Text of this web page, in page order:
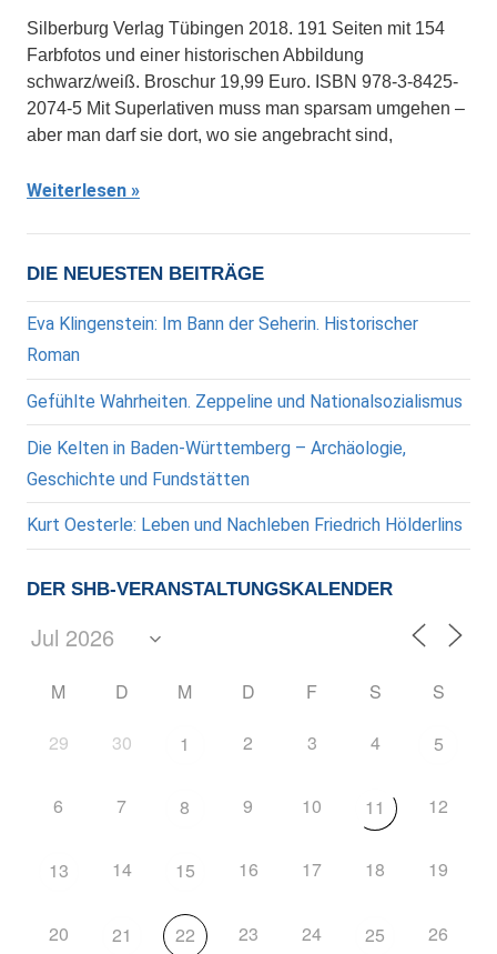
Silberburg Verlag Tübingen 2018. 191 Seiten mit 154
Farbfotos und einer historischen Abbildung
schwarz/weiß. Broschur 19,99 Euro. ISBN 978-3-8425-
2074-5 Mit Superlativen muss man sparsam umgehen –
aber man darf sie dort, wo sie angebracht sind,
Weiterlesen
DIE NEUESTEN BEITRÄGE
Eva Klingenstein: Im Bann der Seherin. Historischer
Roman
Gefühlte Wahrheiten. Zeppeline und Nationalsozialismus
Die Kelten in Baden-Württemberg – Archäologie,
Geschichte und Fundstätten
Kurt Oesterle: Leben und Nachleben Friedrich Hölderlins
DER SHB-VERANSTALTUNGSKALENDER
M D M D F S S
29 30 1 2 3 4 5
6 7 8 9 10 11 12
13 14 15 16 17 18 19
20 21 22 23 24 25 26